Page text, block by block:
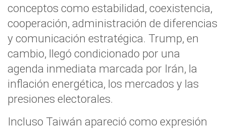
conceptos como estabilidad, coexistencia,
cooperación, administración de diferencias
y comunicación estratégica. Trump, en
cambio, llegó condicionado por una
agenda inmediata marcada por Irán, la
inflación energética, los mercados y las
presiones electorales.
Incluso Taiwán apareció como expresión